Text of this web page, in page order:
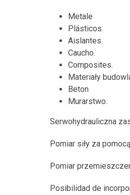
Metale
Plásticos.
Aislantes.
Caucho.
Composites.
Materiały
Beton
Murarstwo.
Serwohydrauliczna
Pomiar siły za
Pomiar
Posibilidad de